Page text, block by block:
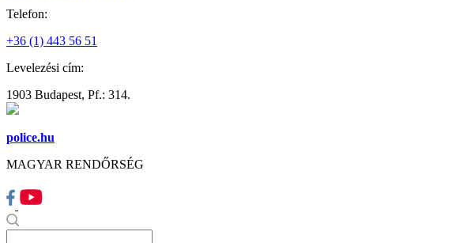
Telefon:
+36 (1) 443 56 51
Levelezési cím:
1903 Budapest, Pf.: 314.
police.hu
MAGYAR RENDŐRSÉG